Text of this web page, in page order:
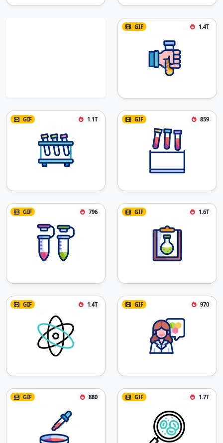
GIF 1.4T
GIF 1.1T GIF 859
GIF 796 GIF 1.6T
GIF 1.4T GIF 970
GIF 880 GIF 1.7T